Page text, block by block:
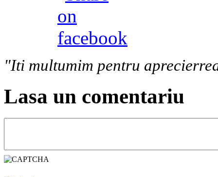
"Iti multumim pentru
Lasa un comentariu